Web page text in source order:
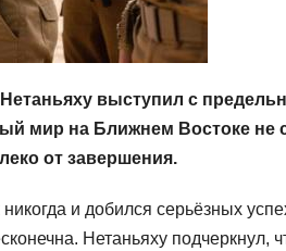
выступил с
мир на Ближнем Востоке не
от завершения.
и добился серьёзных
Нетаньяху подчеркнул,